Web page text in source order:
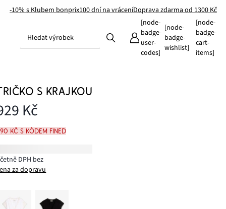
-10% s Klubem bonprix100 dní na vráceníDoprava zdarma od 1300 Kč
Hledat výrobek
[node-
badge-
user-
codes]
[node-
badge-
wishlist]
[node-
badge-
cart-
items]
S KRAJKOU
Kč
Kč s kódem FINED
DPH bez
za dopravu